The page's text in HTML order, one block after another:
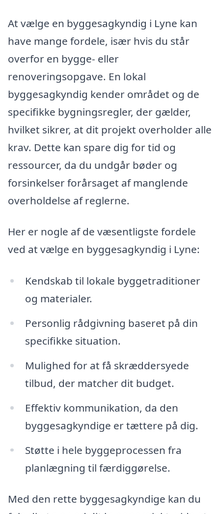
At vælge en byggesagkyndig i Lyne kan
have mange fordele, især hvis du står
overfor en bygge- eller
renoveringsopgave. En lokal
byggesagkyndig kender området og de
specifikke bygningsregler, der gælder,
hvilket sikrer, at dit projekt overholder alle
krav. Dette kan spare dig for tid og
ressourcer, da du undgår bøder og
forsinkelser forårsaget af manglende
overholdelse af reglerne.
Her er nogle af de væsentligste fordele
ved at vælge en byggesagkyndig i Lyne:
Kendskab til lokale byggetraditioner
og materialer.
Personlig rådgivning baseret på din
specifikke situation.
Mulighed for at få skræddersyede
tilbud, der matcher dit budget.
Effektiv kommunikation, da den
byggesagkyndige er tættere på dig.
Støtte i hele byggeprocessen fra
planlægning til færdiggørelse.
Med den rette byggesagkyndige kan du